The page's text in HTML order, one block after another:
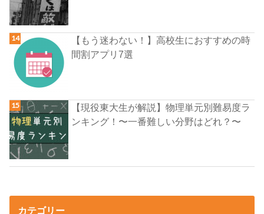
【もう迷わない！】高校生におすすめの時
間割アプリ7選
【現役東大生が解説】物理単元別難易度ラ
ンキング！〜一番難しい分野はどれ？〜
カテゴリー